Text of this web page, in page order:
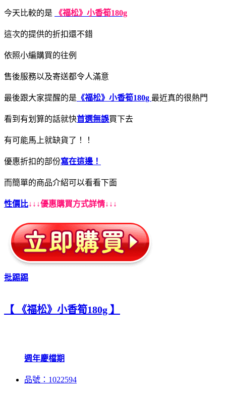
今天比較的是 《福松》小香筍180g
這次的提供的折扣還不錯
依照小編購買的往例
售後服務以及寄送都令人滿意
最後跟大家提醒的是 《福松》小香筍180g 最近真的很熱門
看到有划算的話就快首選無誤買下去
有可能馬上就缺貨了！！
優惠折扣的部份寫在這邊！
而簡單的商品介紹可以看看下面
性價比↓↓↓優惠購買方式詳情↓↓↓
批踢踢
【 《福松》小香筍180g 】
週年慶檔期
品號：1022594